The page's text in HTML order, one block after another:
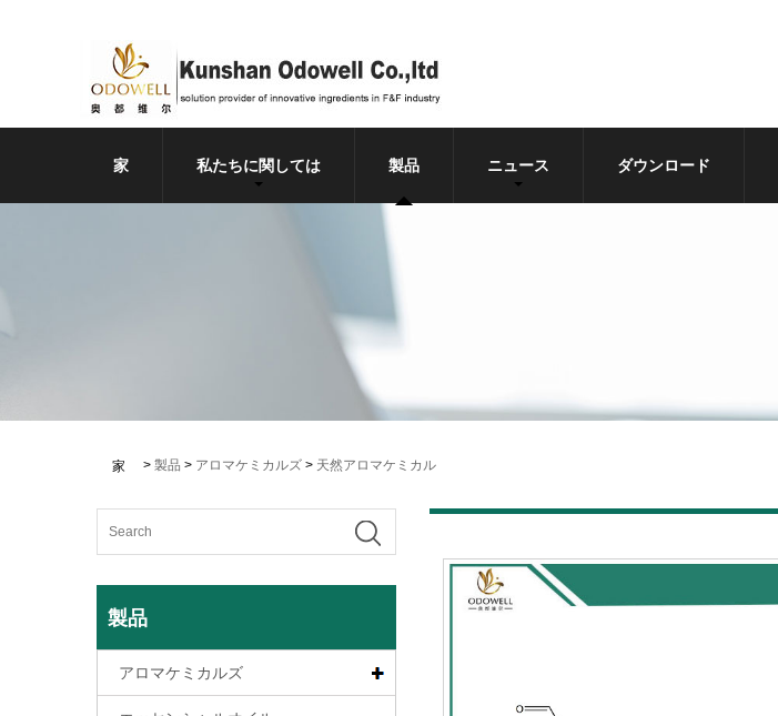
家 私たちに関しては 製品 ニュース ダウンロード
家 > 製品 > アロマケミカルズ > 天然アロマケミカル
製品
アロマケミカルズ